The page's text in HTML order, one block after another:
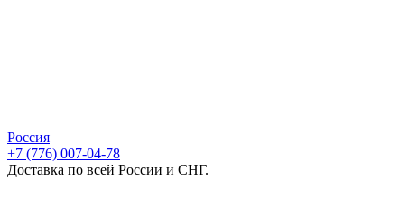
Россия
+7 (776) 007-04-78
Доставка по всей России и СНГ.